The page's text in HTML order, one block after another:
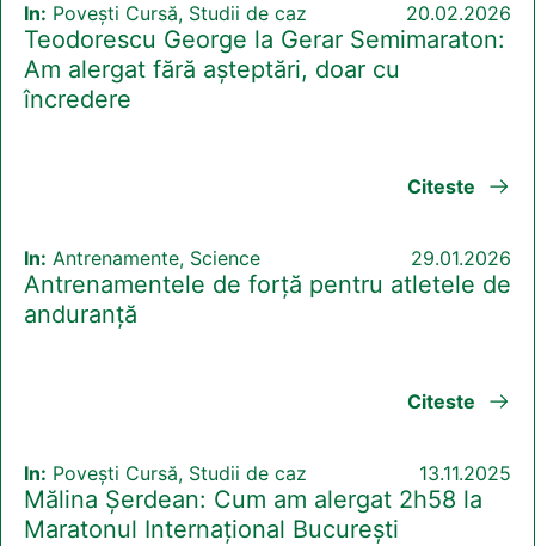
In: Povești Cursă, Studii de caz 20.02.2026
Teodorescu George la Gerar Semimaraton:
Am alergat fără așteptări, doar cu
încredere
Citeste
In: Antrenamente, Science 29.01.2026
Antrenamentele de forță pentru atletele de
anduranță
Citeste
In: Povești Cursă, Studii de caz 13.11.2025
Mălina Șerdean: Cum am alergat 2h58 la
Maratonul Internațional București